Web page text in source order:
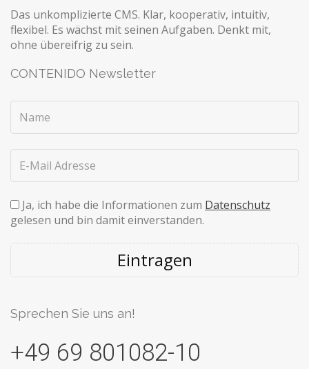
Das unkomplizierte CMS. Klar, kooperativ, intuitiv,
flexibel. Es wächst mit seinen Aufgaben. Denkt mit,
ohne übereifrig zu sein.
CONTENIDO Newsletter
Ja, ich habe die Informationen zum Datenschutz
gelesen und bin damit einverstanden.
Eintragen
Sprechen Sie uns an!
+49 69 801082-10